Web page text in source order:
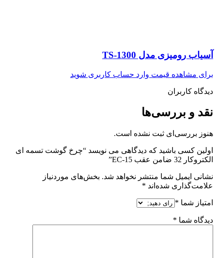
آسیاب رومیزی مدل TS-1300
برای مشاهده قیمت وارد حساب کاربری شوید
دیدگاه کاربران
نقد و بررسی‌ها
هنوز بررسی‌ای ثبت نشده است.
اولین کسی باشید که دیدگاهی می نویسد “چرخ گوشت تسمه ای
الکتروکار 32 ضامن عقب EC-15”
نشانی ایمیل شما منتشر نخواهد شد. بخش‌های موردنیاز
علامت‌گذاری شده‌اند *
امتیاز شما *
دیدگاه شما *